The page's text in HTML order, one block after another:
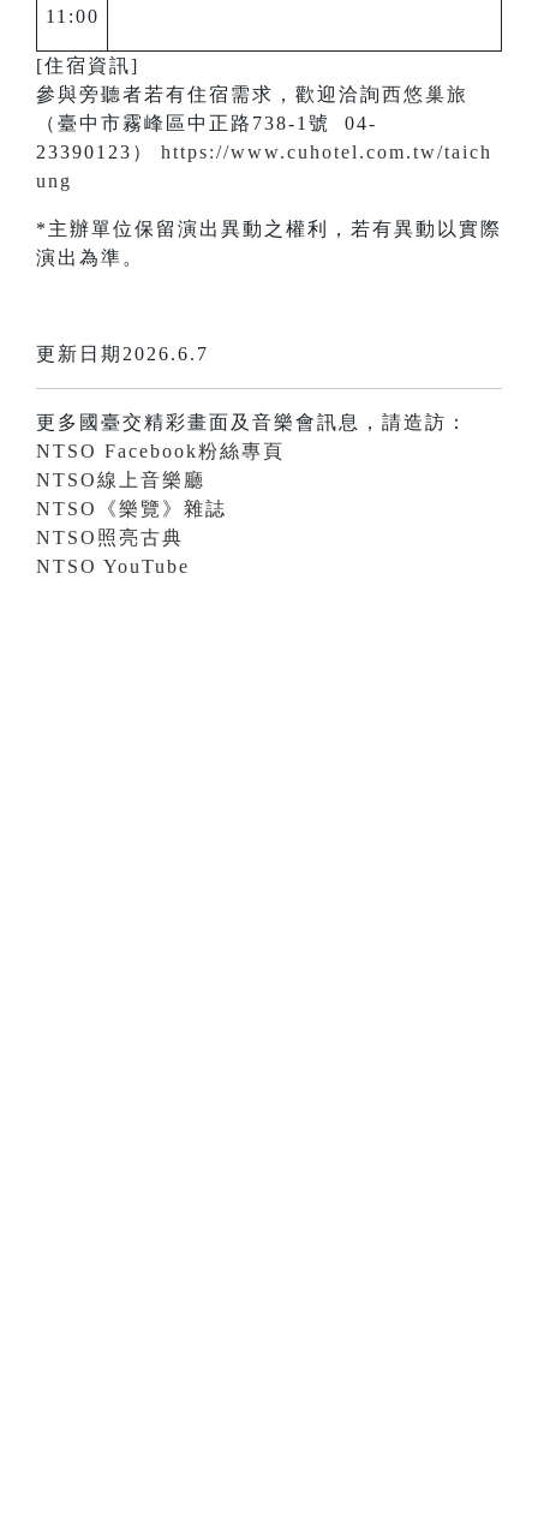
11:00
[住宿資訊]
參與旁聽者若有住宿需求，歡迎洽詢西悠巢旅
（臺中市霧峰區中正路738-1號 04-
23390123） https://www.cuhotel.com.tw/taich
ung
*主辦單位保留演出異動之權利，若有異動以實際
演出為準。
更新日期2026.6.7
更多國臺交精彩畫面及音樂會訊息，請造訪：
NTSO Facebook粉絲專頁
NTSO線上音樂廳
NTSO《樂覽》雜誌
NTSO照亮古典
NTSO YouTube